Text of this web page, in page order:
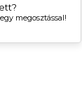
megosztással!